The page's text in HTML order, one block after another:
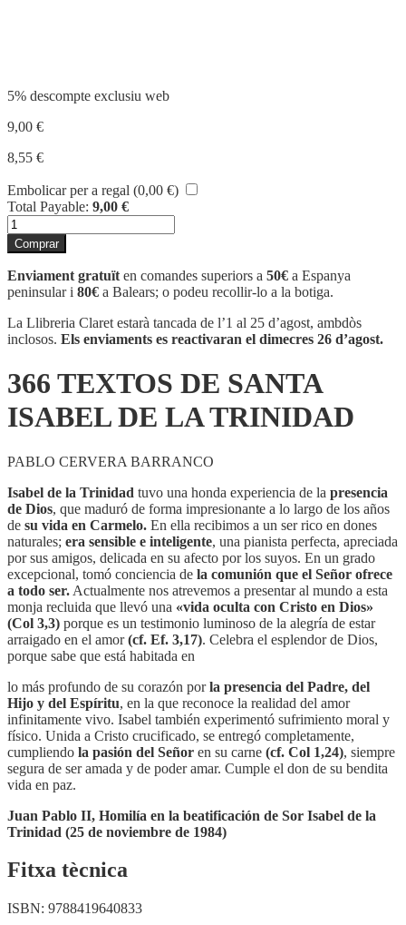
5% descompte exclusiu web
9,00 €
8,55 €
Embolicar per a regal (0,00 €)
Total Payable: 9,00 €
quantitat
de
366
TEXTOS
DE
SANTA
ISABEL
DE
Comprar
Enviament gratuït en comandes superiors a 50€ a Espanya
peninsular i 80€ a Balears; o podeu recollir-lo a la botiga.
La Llibreria Claret estarà tancada de l’1 al 25 d’agost, ambdòs
inclosos. Els enviaments es reactivaran el dimecres 26 d’agost.
366 TEXTOS DE SANTA
ISABEL DE LA TRINIDAD
PABLO CERVERA BARRANCO
Isabel de la Trinidad tuvo una honda experiencia de la presencia
de Dios, que maduró de forma impresionante a lo largo de los años
de su vida en Carmelo. En ella recibimos a un ser rico en dones
naturales; era sensible e inteligente, una pianista perfecta, apreciada
por sus amigos, delicada en su afecto por los suyos. En un grado
excepcional, tomó conciencia de la comunión que el Señor ofrece
a todo ser. Actualmente nos atrevemos a presentar al mundo a esta
monja recluida que llevó una «vida oculta con Cristo en Dios»
(Col 3,3) porque es un testimonio luminoso de la alegría de estar
arraigado en el amor(cf. Ef. 3,17). Celebra el esplendor de Dios,
porque sabe que está habitada en
lo más profundo de su corazón porla presencia del Padre, del
Hijo y del Espíritu, en la que reconoce la realidad del amor
infinitamente vivo. Isabel también experimentó sufrimiento moral y
físico. Unida a Cristo crucificado, se entregó completamente,
cumpliendo la pasión del Señor en su carne (cf. Col 1,24), siempre
segura de ser amada y de poder amar. Cumple el don de su bendita
vida en paz.
Juan Pablo II, Homilía en la beatificación de Sor Isabel de la
Trinidad (25 de noviembre de 1984)
Fitxa tècnica
ISBN: 9788419640833